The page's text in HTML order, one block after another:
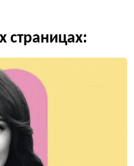
страницах: